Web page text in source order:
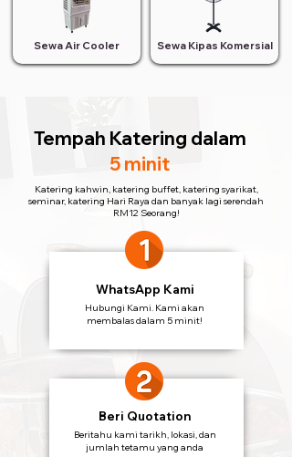
Sewa Air Cooler Sewa Kipas Komersial
Tempah Katering dalam
5 minit
Katering kahwin, katering buffet, katering syarikat,
seminar, katering Hari Raya dan banyak lagi serendah
RM12 Seorang!
WhatsApp Kami
Hubungi Kami. Kami akan
membalas dalam 5 minit!
Beri Quotation
Beritahu kami tarikh, lokasi, dan
jumlah tetamu yang anda